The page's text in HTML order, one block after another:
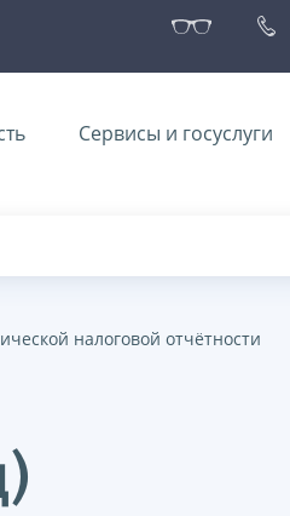
Сервисы и госуслуги
налоговой отчётности